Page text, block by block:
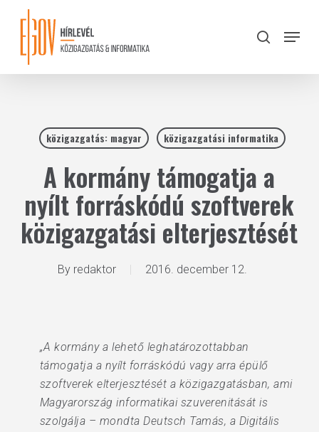
content
search
Menu
közigazgatás: magyar közigazgatási informatika
A kormány támogatja a
nyílt forráskódú szoftverek
közigazgatási elterjesztését
By redaktor 2016. december 12.
„A kormány a lehető leghatározottabban
támogatja a nyílt forráskódú vagy arra épülő
szoftverek elterjesztését a közigazgatásban, ami
Magyarország informatikai szuverenitását is
szolgálja – mondta Deutsch Tamás, a Digitális
Close